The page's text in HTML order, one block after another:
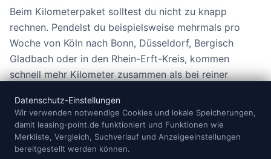
Beim Kilometerpaket solltest du nicht zu knapp
rechnen. Pendelst du beispielsweise mehrmals pro
Woche von Köln nach Bonn, Düsseldorf, Bergisch
Gladbach oder in den Rhein-Erft-Kreis, kommen
schnell mehr Kilometer zusammen als bei reiner
können am Ende teuer werden. Zu viele Kilometer
zahlst du dagegen monatlich mit, obwohl du sie
vielleicht gar nicht nutzt.
Datenschutz-Einstellungen
Wir verwenden notwendige Cookies und lokale Speicherungen,
damit leasing-point.de funktioniert und Funktionen wie
Merkliste, Vergleich, Suchverlauf und Anzeigeeinstellungen
bereitgestellt werden können.